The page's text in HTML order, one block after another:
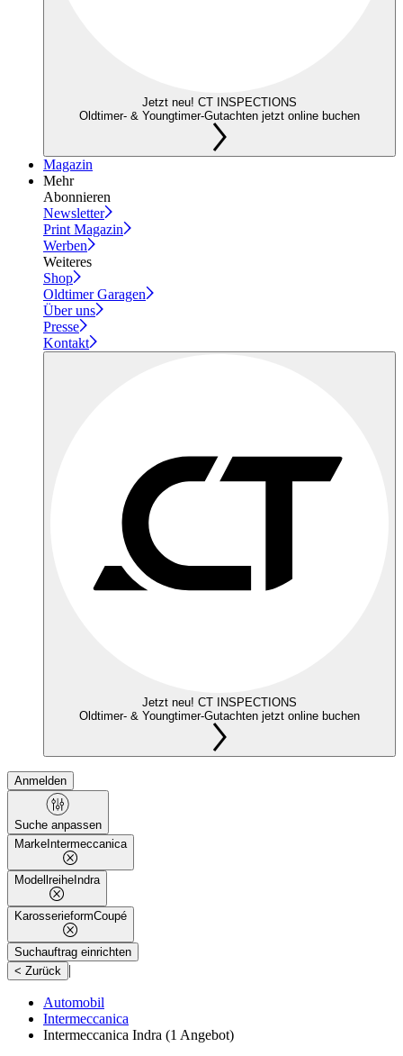
Jetzt neu! CT INSPECTIONS
Oldtimer- & Youngtimer-Gutachten jetzt online buchen
Magazin
Mehr
Abonnieren
Newsletter
Print Magazin
Werben
Weiteres
Shop
Oldtimer Garagen
Über uns
Presse
Kontakt
Jetzt neu! CT INSPECTIONS
Oldtimer- & Youngtimer-Gutachten jetzt online buchen
Anmelden
Suche anpassen
Marke Intermeccanica
Modellreihe Indra
KarosserieformCoupé
Suchauftrag einrichten
< Zurück |
Automobil
Intermeccanica
Intermeccanica Indra (1 Angebot)